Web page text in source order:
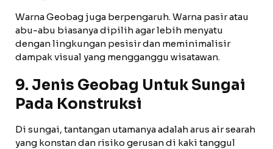
Warna Geobag juga berpengaruh. Warna pasir atau
abu-abu biasanya dipilih agar lebih menyatu
dengan lingkungan pesisir dan meminimalisir
dampak visual yang mengganggu wisatawan.
9. Jenis Geobag Untuk Sungai
Pada Konstruksi
Di sungai, tantangan utamanya adalah arus air searah
yang konstan dan risiko gerusan di kaki tanggul